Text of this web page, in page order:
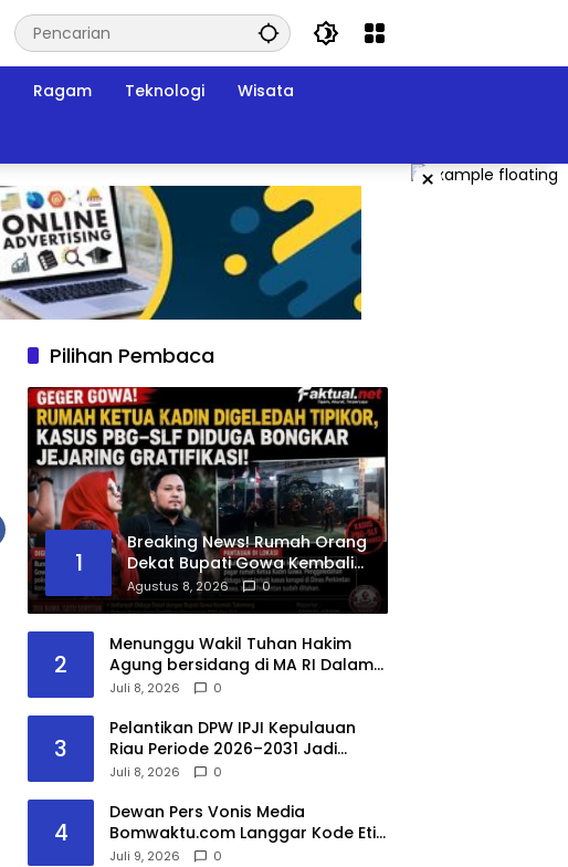
Ragam Teknologi Wisata
×
Pilihan Pembaca
1
Breaking News! Rumah Orang
Dekat Bupati Gowa Kembali
Di Geledah Tipikor
Agustus 8, 2026 0
2
Menunggu Wakil Tuhan Hakim
Agung bersidang di MA RI Dalam
Perkara No.10/PDT.G/2025 dan
Juli 8, 2026 0
3
Pelantikan DPW IPJI Kepulauan
Riau Periode 2026–2031 Jadi
Momentum Penguatan
Bangsa
Juli 8, 2026 0
4
Dewan Pers Vonis Media
Bomwaktu.com Langgar Kode Etik
Jurnalistik dalam Berita DPRD
Juli 9, 2026 0